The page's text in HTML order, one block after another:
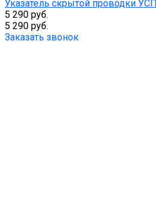
Указатель скрытой проводки УСП
5 290 руб.
5 290 руб.
Заказать звонок